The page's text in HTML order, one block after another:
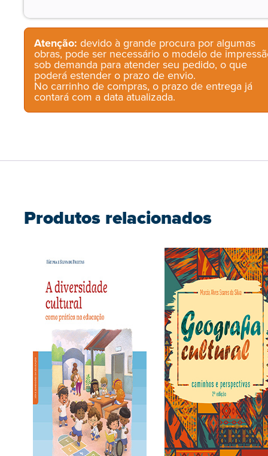
Atenção: devido à grande procura por algumas
obras, pode ser necessário o modelo de
sob demanda para atender seu pedido, o que
poderá estender o prazo de envio.
No carrinho de compras, o prazo de entrega já
contará com a data atualizada.
Produtos relacionados